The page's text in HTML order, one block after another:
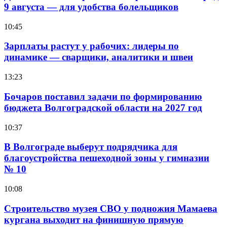
9 августа — для удобства болельщиков
10:45
Зарплаты растут у рабочих: лидеры по
динамике — сварщики, аналитики и швеи
13:23
Бочаров поставил задачи по формированию
бюджета Волгоградской области на 2027 год
10:37
В Волгограде выберут подрядчика для
благоустройства пешеходной зоны у гимназии
№ 10
10:08
Строительство музея СВО у подножия Мамаева
кургана выходит на финишную прямую